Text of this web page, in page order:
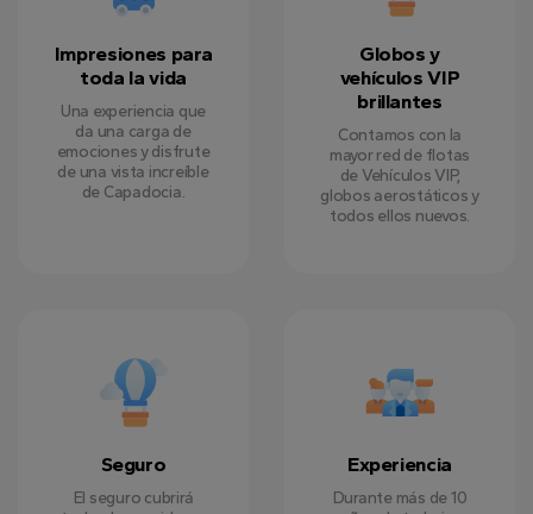
Impresiones para
toda la vida
Una experiencia que
da una carga de
emociones y disfrute
de una vista increíble
de Capadocia.
Globos y
vehículos VIP
brillantes
Contamos con la
mayor red de flotas
de Vehículos VIP,
globos aerostáticos y
todos ellos nuevos.
Seguro
El seguro cubrirá
Experiencia
Durante más de 10